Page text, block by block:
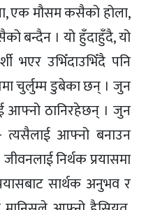
एक मौसम कसैको होला,
बन्दैन । यो हुँदाहुँदै, यो
भएर उभिँदाउभिँदै पनि
चुर्लुम्म डुबेका छन् । जुन
आफ्नो ठानिरहेछन् । जुन
त्यसैलाई आफ्नो बनाउन
निर्थक प्रयासमा
सार्थक अनुभव र